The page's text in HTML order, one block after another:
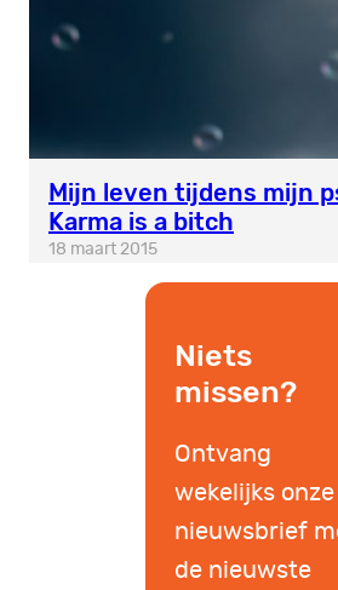
Mijn leven tijdens mijn
Karma is a bitch
18 maart 2015
Niets
missen?
Ontvang
wekelijks onze
nieuwsbrief
de nieuwste